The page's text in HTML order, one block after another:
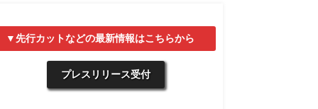
▼先行カットなどの最新情報はこちらから
プレスリリース受付